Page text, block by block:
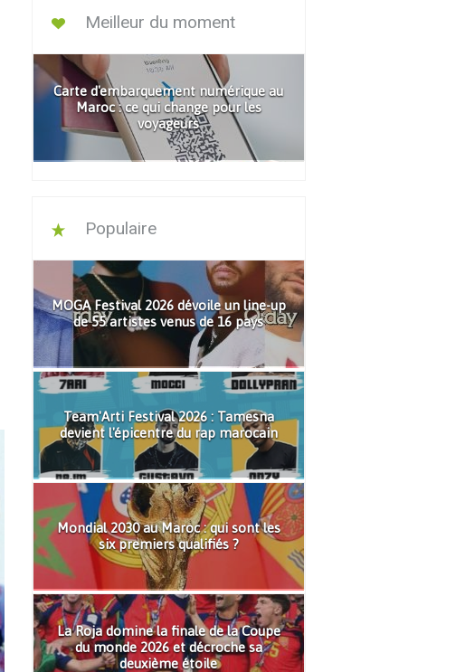
Meilleur du moment
Carte d'embarquement numérique au
Maroc : ce qui change pour les
voyageurs
Populaire
MOGA Festival 2026 dévoile un line-up
de 55 artistes venus de 16 pays
Team'Arti Festival 2026 : Tamesna
devient l'épicentre du rap marocain
Mondial 2030 au Maroc : qui sont les
six premiers qualifiés ?
La Roja domine la finale de la Coupe
du monde 2026 et décroche sa
deuxième étoile